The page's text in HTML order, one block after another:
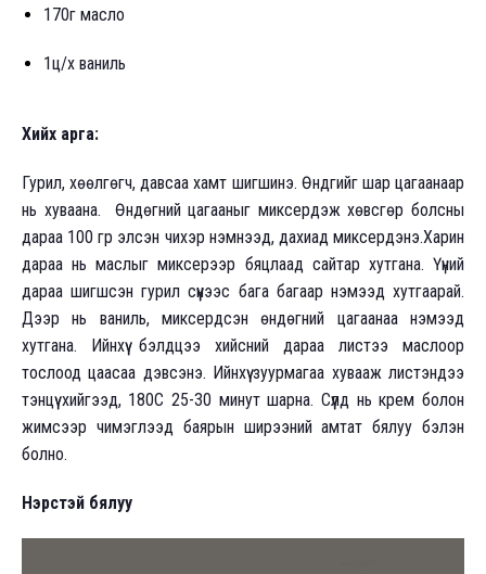
170г масло
1ц/х ваниль
Хийх арга:
Гурил, хөөлгөгч, давсаа хамт шигшинэ. Өндгийг шар цагаанаар
нь хуваана. Өндөгний цагааныг миксердэж хөвсгөр болсны
дараа 100 гр элсэн чихэр нэмнээд, дахиад миксердэнэ.Харин
дараа нь маслыг миксерээр бяцлаад сайтар хутгана. Үүний
дараа шигшсэн гурил сүүнээс бага багаар нэмээд хутгаарай.
Дээр нь ваниль, миксердсэн өндөгний цагаанаа нэмээд
хутгана. Ийнхүү бэлдцээ хийсний дараа листээ маслоор
тослоод цаасаа дэвсэнэ. Ийнхүү зуурмагаа хувааж листэндээ
тэнцүү хийгээд, 180С 25-30 минут шарна. Сүүлд нь крем болон
жимсээр чимэглээд баярын ширээний амтат бялуу бэлэн
болно.
Нэрстэй бялуу